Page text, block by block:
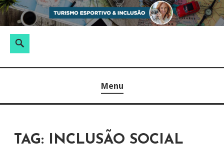
S
o
S
e
a
s
a
Menu
TAG: INCLUSÃO SOCIAL